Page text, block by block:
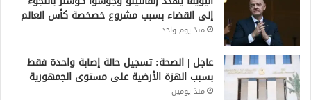
إلى القضاء بسبب مشروع خصخصة كأس العالم
منذ يوم واحد
عاجل | الصحة: تسجيل حالة إصابة واحدة فقط
بسبب الهزة الأرضية على مستوى الجمهورية
منذ يومين